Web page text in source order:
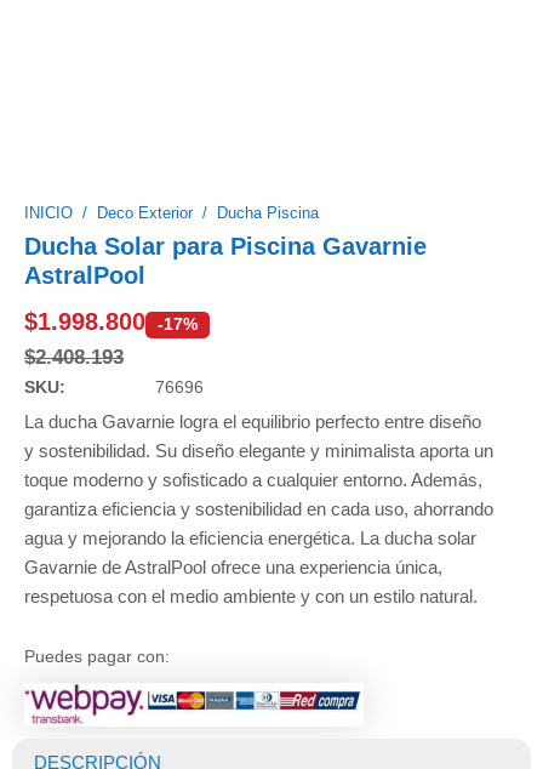
INICIO/ Deco Exterior/ Ducha Piscina
Ducha Solar para Piscina Gavarnie
AstralPool
$1.998.800 -17%
$2.408.193
SKU: 76696
La ducha Gavarnie logra el equilibrio perfecto entre diseño
y sostenibilidad. Su diseño elegante y minimalista aporta un
toque moderno y sofisticado a cualquier entorno. Además,
garantiza eficiencia y sostenibilidad en cada uso, ahorrando
agua y mejorando la eficiencia energética. La ducha solar
Gavarnie de AstralPool ofrece una experiencia única,
respetuosa con el medio ambiente y con un estilo natural.
Puedes pagar con:
DESCRIPCIÓN